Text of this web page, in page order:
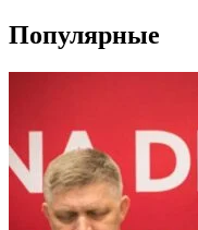
Популярные